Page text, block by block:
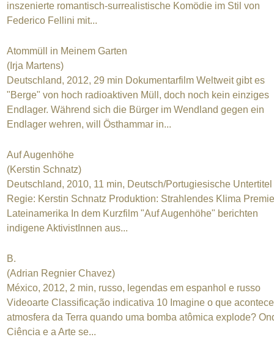
inszenierte romantisch-surrealistische Komödie im Stil von
Federico Fellini mit...
Atommüll in Meinem Garten
(Irja Martens)
Deutschland, 2012, 29 min Dokumentarfilm Weltweit gibt es
"Berge" von hoch radioaktiven Müll, doch noch kein einziges
Endlager. Während sich die Bürger im Wendland gegen ein
Endlager wehren, will Östhammar in...
Auf Augenhöhe
(Kerstin Schnatz)
Deutschland, 2010, 11 min, Deutsch/Portugiesische Untertitel
Regie: Kerstin Schnatz Produktion: Strahlendes Klima
Lateinamerika In dem Kurzfilm "Auf Augenhöhe" berichten
indigene AktivistInnen aus...
B.
(Adrian Regnier Chavez)
México, 2012, 2 min, russo, legendas em espanhol e russo
Videoarte Classificação indicativa 10 Imagine o que
atmosfera da Terra quando uma bomba atômica explode?
Ciência e a Arte se...